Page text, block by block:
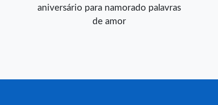
aniversário para namorado palavras
de amor